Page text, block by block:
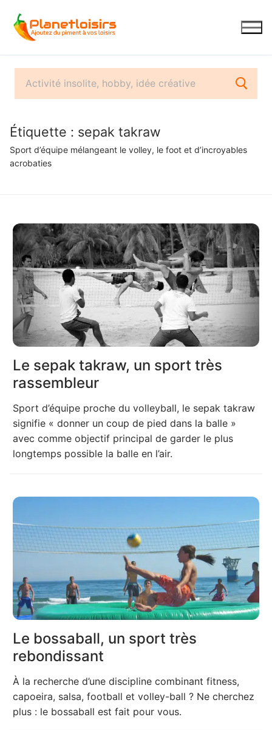
contenu
Étiquette : sepak takraw
Sport d’équipe mélangeant le volley, le foot et d’incroyables
acrobaties
Le sepak takraw, un sport très
rassembleur
Sport d’équipe proche du volleyball, le sepak takraw
signifie « donner un coup de pied dans la balle »
avec comme objectif principal de garder le plus
longtemps possible la balle en l’air.
Le bossaball, un sport très
rebondissant
À la recherche d’une discipline combinant fitness,
capoeira, salsa, football et volley-ball ? Ne cherchez
plus : le bossaball est fait pour vous.